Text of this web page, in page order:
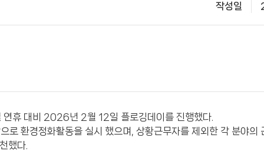
작성일
휴 대비 2026년 2월 12일 플로깅데이를 진행했다.
로 환경정화활동을 실시 했으며, 상황근무자를 제외한 각 분야의
했다.